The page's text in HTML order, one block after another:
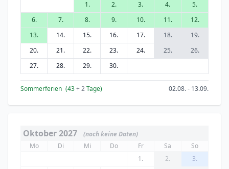
1.
2. 3. 4.
5.
6.
7. 8. 9. 10. 11.
12.
13.
14. 15. 16. 17. 18.
19.
20.
21. 22. 23. 24. 25.
26.
27.
28. 29. 30.
Sommerferien (43+ 2Tage) 02.08. - 13.09.
Oktober 2027
(noch keine Daten)
Mo
Di Mi Do Fr Sa
So
1.
2.
3.